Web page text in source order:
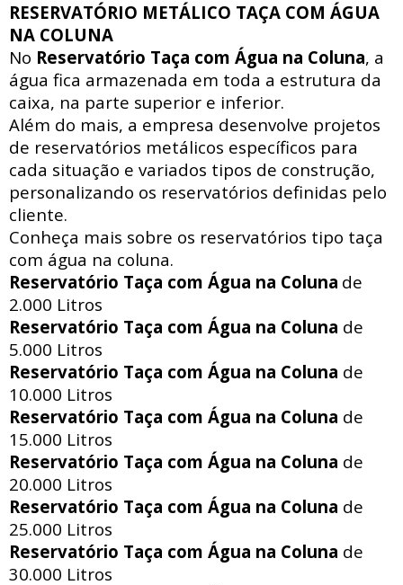
RESERVATÓRIO METÁLICO TAÇA COM ÁGUA
NA COLUNA
No Reservatório Taça com Água na Coluna, a
água fica armazenada em toda a estrutura da
caixa, na parte superior e inferior.
Além do mais, a empresa desenvolve projetos
de reservatórios metálicos específicos para
cada situação e variados tipos de construção,
personalizando os reservatórios definidas pelo
cliente.
Conheça mais sobre os reservatórios tipo taça
com água na coluna.
Reservatório Taça com Água na Coluna de
2.000 Litros
Reservatório Taça com Água na Coluna de
5.000 Litros
Reservatório Taça com Água na Coluna de
10.000 Litros
Reservatório Taça com Água na Coluna de
15.000 Litros
Reservatório Taça com Água na Coluna de
20.000 Litros
Reservatório Taça com Água na Coluna de
25.000 Litros
Reservatório Taça com Água na Coluna de
30.000 Litros